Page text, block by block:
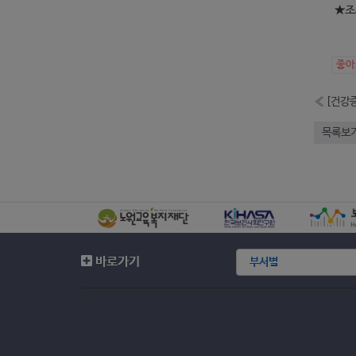
★조
좋
« [건
목록보기
바로가기